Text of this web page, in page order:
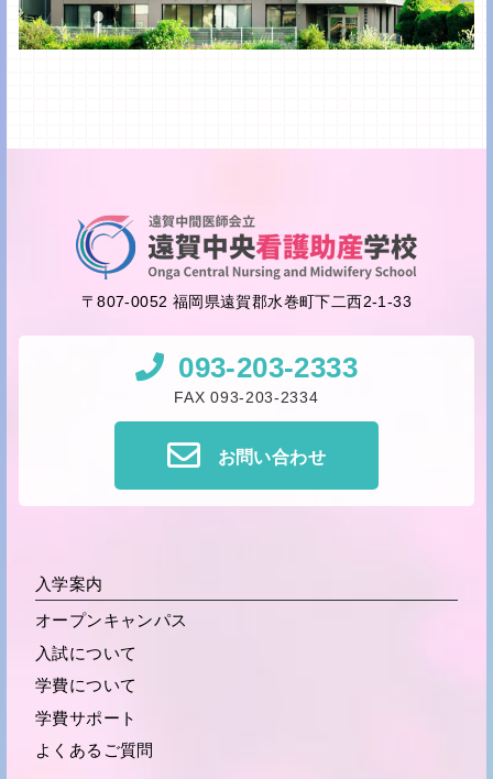
〒807-0052 福岡県遠賀郡水巻町下二西2-1-33
093-203-2333
FAX 093-203-2334
お問い合わせ
入学案内
オープンキャンパス
入試について
学費について
学費サポート
よくあるご質問